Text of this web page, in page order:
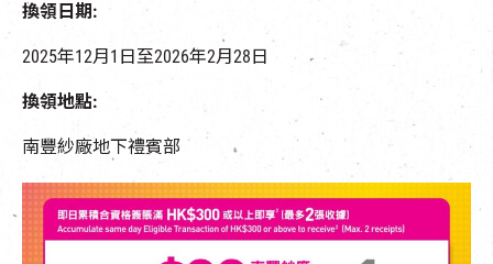
換領日期:
2025年12月 1 日至2026年2月 28 日
換領地點:
南豐紗廠地下禮賓部